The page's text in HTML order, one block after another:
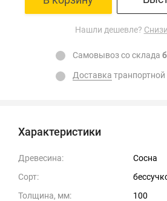
Характеристики
Древесина:
Сосна
Сорт:
Толщина, мм:
100
Нашли дешевле?
Самовывоз со склада
Доставка